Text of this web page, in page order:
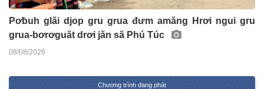
Pơƀuh glăi djop gru grua đưm amăng Hrơi ngui gru
grua-bơrơguăt drơi jăn să Phú Túc
08/08/2026
Chương trình đang phát